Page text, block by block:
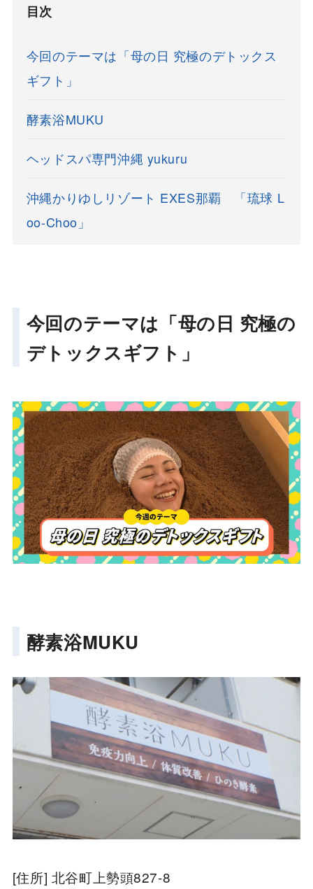
目次
今回のテーマは「母の日 究極のデトックス
ギフト」
酵素浴MUKU
ヘッドスパ専門沖縄 yukuru
沖縄かりゆしリゾート EXES那覇 「琉球 L
oo-Choo」
今回のテーマは「母の日 究極の
デトックスギフト」
酵素浴MUKU
[住所] 北谷町上勢頭827-8